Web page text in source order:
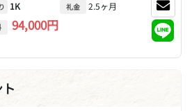
1K
94,000円
礼金 2.5ヶ月